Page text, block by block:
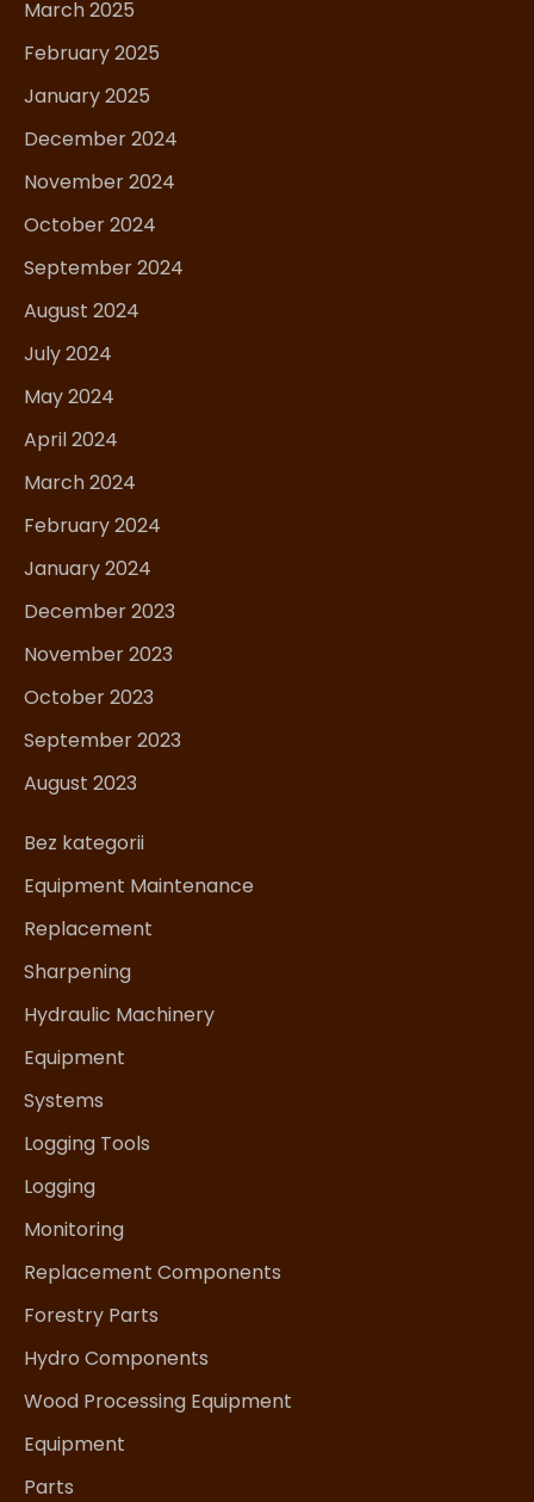
March 2025
February 2025
January 2025
December 2024
November 2024
October 2024
September 2024
August 2024
July 2024
May 2024
April 2024
March 2024
February 2024
January 2024
December 2023
November 2023
October 2023
September 2023
August 2023
Bez kategorii
Equipment Maintenance
Replacement
Sharpening
Hydraulic Machinery
Equipment
Systems
Logging Tools
Logging
Monitoring
Replacement Components
Forestry Parts
Hydro Components
Wood Processing Equipment
Equipment
Parts